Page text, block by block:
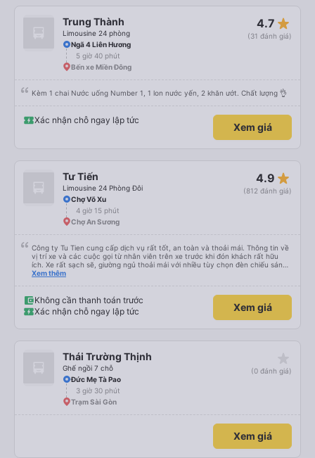
Trung Thành
Limousine 24 phòng
4.7 star_rate
(31 đánh giá)
Ngã 4 Liên Hương
5 giờ 40 phút
Bến xe Miền Đông
Kèm 1 chai Nước uống Number 1, 1 lon nước yến, 2 khăn ướt. Chất lượng 👌
Xác nhận chỗ ngay lập tức
Xem giá
Tư Tiến
Limousine 24 Phòng Đôi
4.9 star_rate
(812 đánh giá)
Chợ Võ Xu
4 giờ 15 phút
Chợ An Sương
Công ty Tu Tien cung cấp dịch vụ rất tốt, an toàn và thoải mái. Thông tin về
vị trí xe và các cuộc gọi từ nhân viên trên xe trước khi đón khách rất hữu
ích. Xe rất sạch sẽ, giường ngủ thoải mái với nhiều tùy chọn đèn chiếu sáng
và cổng USB được đặt ở vị trí thuận tiện. Nhân viên rất lịch sự và xe đến
Xem thêm
Không cần thanh toán trước
Xác nhận chỗ ngay lập tức
Xem giá
Thái Trường Thịnh
Ghế ngồi 7 chỗ
(0 đánh giá)
Đức Mẹ Tà Pao
3 giờ 30 phút
Trạm Sài Gòn
Xem giá